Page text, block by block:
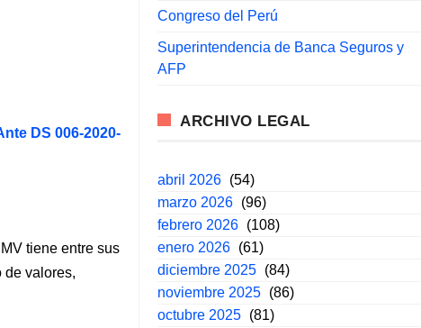
DS 006-2020-
tiene entre sus
de valores,
Congreso del Perú
Superintendencia de Banca Seguros y
AFP
ARCHIVO LEGAL
abril 2026 (54)
marzo 2026 (96)
febrero 2026 (108)
enero 2026 (61)
diciembre 2025 (84)
noviembre 2025 (86)
octubre 2025 (81)